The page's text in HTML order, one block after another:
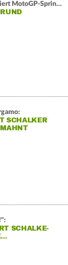
Marc Marquez kassiert MotoGP-Sprint-Schlappe:
SCHALKER
SCHALKE-